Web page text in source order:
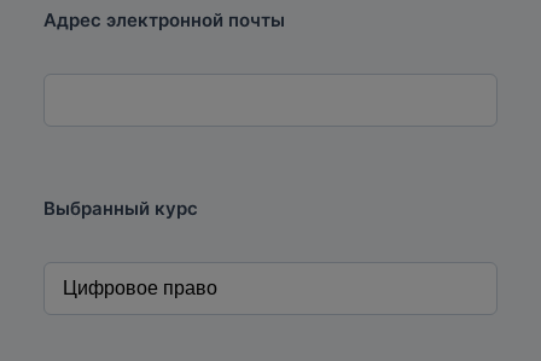
Адрес электронной почты
Выбранный курс